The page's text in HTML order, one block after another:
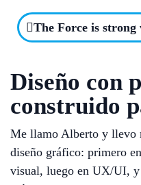
The Force is strong
Diseño con
construido
Me llamo Alberto y llevo
diseño gráfico: primero
visual, luego en UX/UI, y